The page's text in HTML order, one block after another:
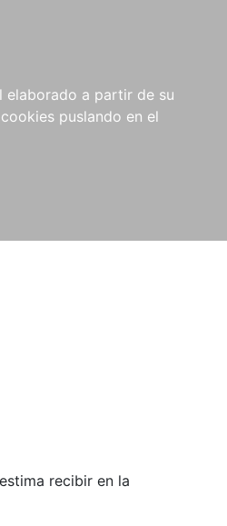
elaborado a partir de su
puslando en el
COMPRAS
INSTITUCIONALES
recibir en la